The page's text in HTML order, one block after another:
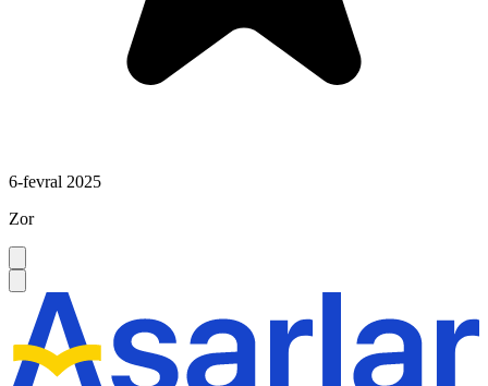
6-fevral 2025
Zor